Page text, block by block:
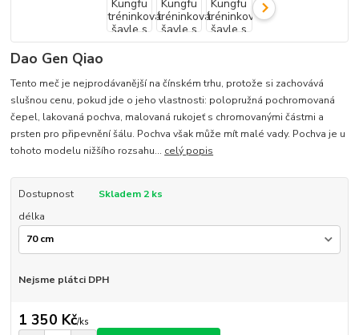
Dao Gen Qiao
Tento meč je nejprodávanější na čínském trhu, protože si zachovává
slušnou cenu, pokud jde o jeho vlastnosti: polopružná pochromovaná
čepel, lakovaná pochva, malovaná rukojeť s chromovanými částmi a
prsten pro připevnění šálu. Pochva však může mít malé vady. Pochva je u
tohoto modelu nižšího rozsahu... celý popis
Dostupnost
Skladem 2 ks
délka
Nejsme plátci DPH
1 350 Kč/ks